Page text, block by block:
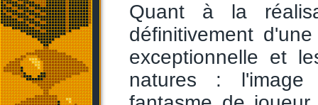
Quant à la
définitivement
exceptionnelle et
natures : l'image